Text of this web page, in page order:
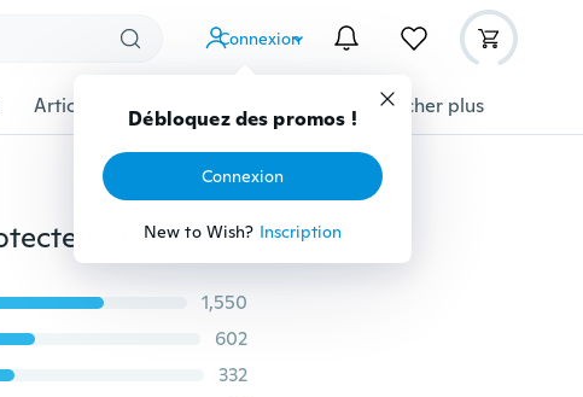
Connexion
Débloquez des promos !
Connexion
New to Wish? Inscription
Articles pour animaux domestiques Afficher plus
1 paire de coussinets d'orteil en Gel de Silicone protecteur de coussin d'avant-pied coussinets d'attelle pour les pieds talons hauts couvre-pied soulagement de la douleur métatarsienne
1,550
602
332